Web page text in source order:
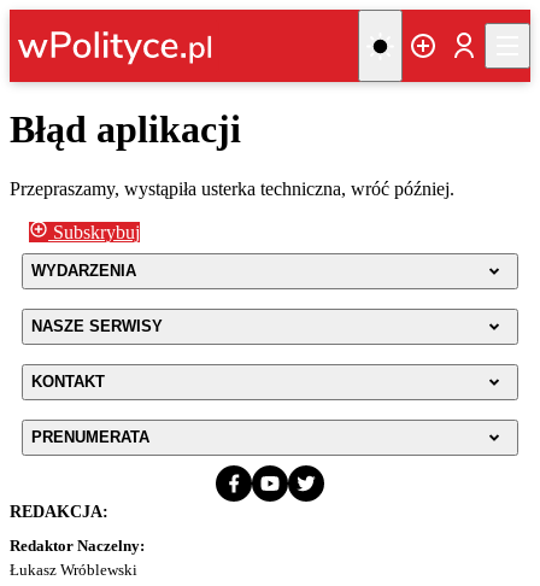
Błąd aplikacji
Przepraszamy, wystąpiła usterka techniczna, wróć później.
Subskrybuj
WYDARZENIA
NASZE SERWISY
KONTAKT
PRENUMERATA
REDAKCJA:
Redaktor Naczelny:
Łukasz Wróblewski